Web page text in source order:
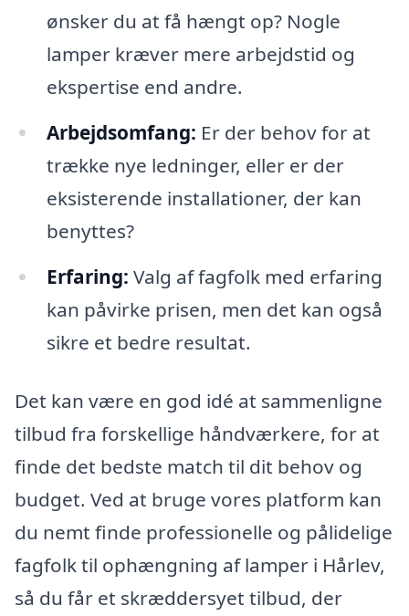
ønsker du at få hængt op? Nogle
lamper kræver mere arbejdstid og
ekspertise end andre.
Arbejdsomfang: Er der behov for at
trække nye ledninger, eller er der
eksisterende installationer, der kan
benyttes?
Erfaring: Valg af fagfolk med erfaring
kan påvirke prisen, men det kan også
sikre et bedre resultat.
Det kan være en god idé at sammenligne
tilbud fra forskellige håndværkere, for at
finde det bedste match til dit behov og
budget. Ved at bruge vores platform kan
du nemt finde professionelle og pålidelige
fagfolk til ophængning af lamper i Hårlev,
så du får et skræddersyet tilbud, der